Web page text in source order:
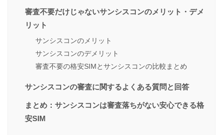
審査不要だけじゃないサンシスコンのメリット・デメ
リット
サンシスコンのメリット
サンシスコンのデメリット
審査不要の格安SIMとサンシスコンの比較まとめ
サンシスコンの審査に関するよくある質問と回答
まとめ：サンシスコンは審査落ちがない安心できる格
安SIM